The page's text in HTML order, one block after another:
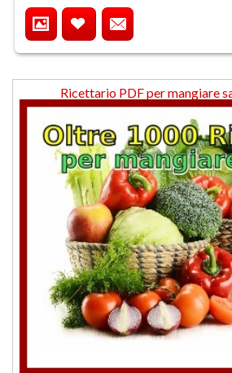
Ricettario PDF per mangiare